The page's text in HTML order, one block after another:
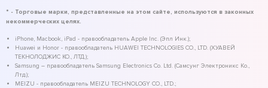
* - Торговые марки, представленные на этом сайте, используются в законных
некоммерческих целях.
iPhone, Macbook, iPad - правообладатель Apple Inc. (Эпл Инк.);
Huawei и Honor - правообладатель HUAWEI TECHNOLOGIES CO., LTD. (ХУАВЕЙ
ТЕКНОЛОДЖИС КО., ЛТД.);
Samsung – правообладатель Samsung Electronics Co. Ltd. (Самсунг Электроникс Ко.,
Лтд.);
MEIZU - правообладатель MEIZU TECHNOLOGY CO., LTD.;